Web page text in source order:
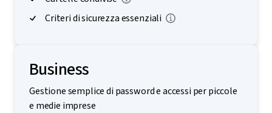
Criteri di sicurezza essenziali
Business
Gestione semplice di password e accessi per piccole
e medie imprese